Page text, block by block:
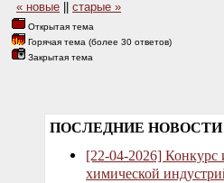
« новые
старые »
Открытая тема
Горячая тема (более 30 ответов)
Закрытая тема
ПОСЛЕДНИЕ НОВОСТИ
[22-04-2026] Конкурс
химической